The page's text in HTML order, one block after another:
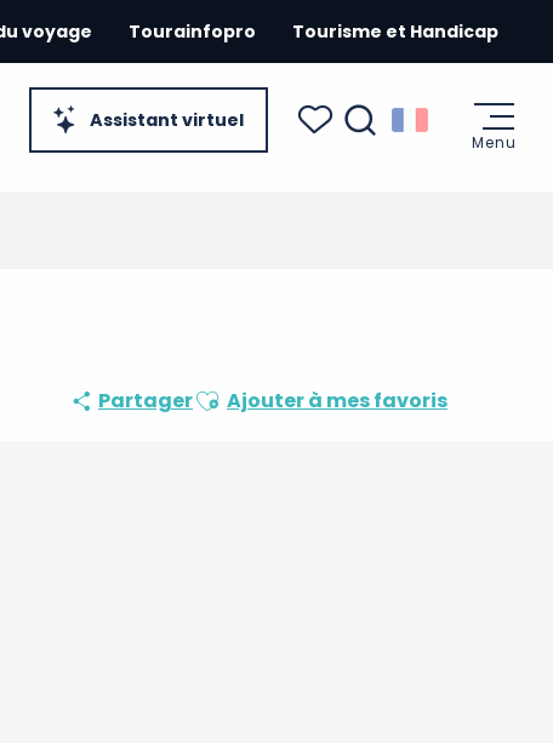
Assistant virtuel
voyage Tourainfopro Tourisme et Handicap
Menu
PartagerAjouter aux favoris
Ajouter à mes favoris